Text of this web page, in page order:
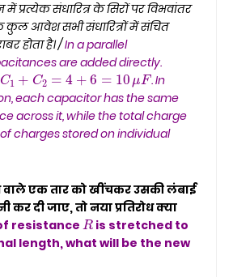
प्रत्येक संधारित्र के सिरों पर विभवांतर
कुल आवेश सभी संधारित्रों में संचित
होता है। /In a parallel
are added directly.
C1+C2=4+6=10μF
. In
each capacitor has the same
across it, while the total charge
charges stored on individual
वाले एक तार को खींचकर उसकी लंबाई
कर दी जाए, तो नया प्रतिरोध क्या
resistance R is stretched to
length, what will be the new